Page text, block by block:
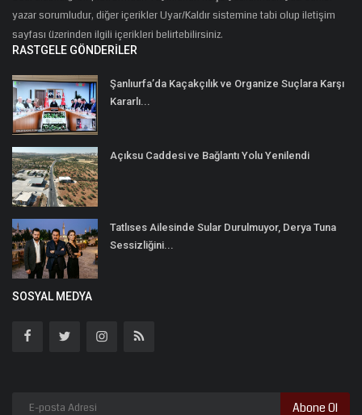
yazar sorumludur, diğer içerikler Uyar/Kaldır sistemine tabi olup iletişim
sayfası üzerinden ilgili içerikleri belirtebilirsiniz.
RASTGELE GÖNDERILER
Şanlıurfa’da Kaçakçılık ve Organize Suçlara Karşı
Kararlı...
Açıksu Caddesi ve Bağlantı Yolu Yenilendi
Tatlıses Ailesinde Sular Durulmuyor, Derya Tuna
Sessizliğini...
SOSYAL MEDYA
Abone Ol